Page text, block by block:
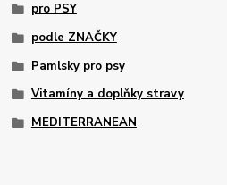
pro PSY
podle ZNAČKY
Pamlsky pro psy
Vitamíny a doplňky stravy
MEDITERRANEAN